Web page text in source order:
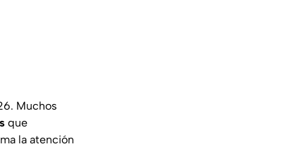
Muchos
que
la atención